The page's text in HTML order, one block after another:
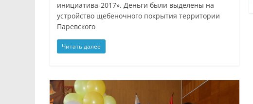
инициатива-2017». Деньги были выделены на
устройство щебеночного покрытия территории
Паревского
Читать далее